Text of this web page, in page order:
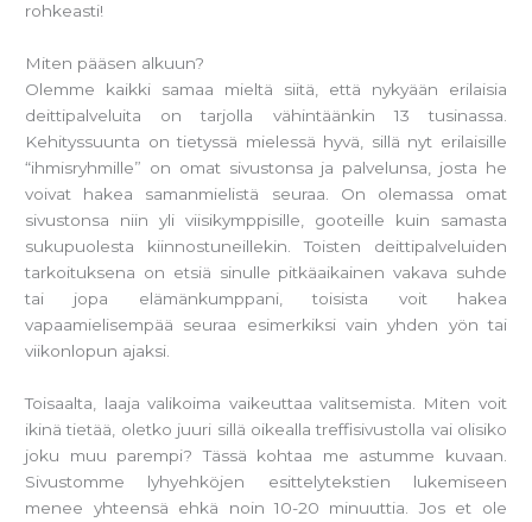
rohkeasti!
Miten pääsen alkuun?
Olemme kaikki samaa mieltä siitä, että nykyään erilaisia
deittipalveluita on tarjolla vähintäänkin 13 tusinassa.
Kehityssuunta on tietyssä mielessä hyvä, sillä nyt erilaisille
“ihmisryhmille” on omat sivustonsa ja palvelunsa, josta he
voivat hakea samanmielistä seuraa. On olemassa omat
sivustonsa niin yli viisikymppisille, gooteille kuin samasta
sukupuolesta kiinnostuneillekin. Toisten deittipalveluiden
tarkoituksena on etsiä sinulle pitkäaikainen vakava suhde
tai jopa elämänkumppani, toisista voit hakea
vapaamielisempää seuraa esimerkiksi vain yhden yön tai
viikonlopun ajaksi.
Toisaalta, laaja valikoima vaikeuttaa valitsemista. Miten voit
ikinä tietää, oletko juuri sillä oikealla treffisivustolla vai olisiko
joku muu parempi? Tässä kohtaa me astumme kuvaan.
Sivustomme lyhyehköjen esittelytekstien lukemiseen
menee yhteensä ehkä noin 10-20 minuuttia. Jos et ole